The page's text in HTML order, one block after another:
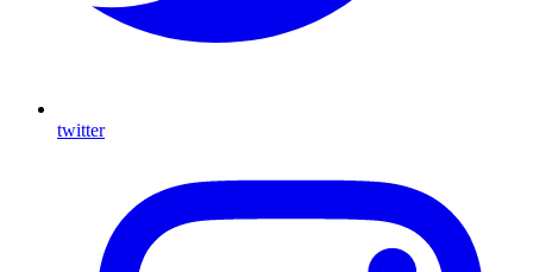
twitter